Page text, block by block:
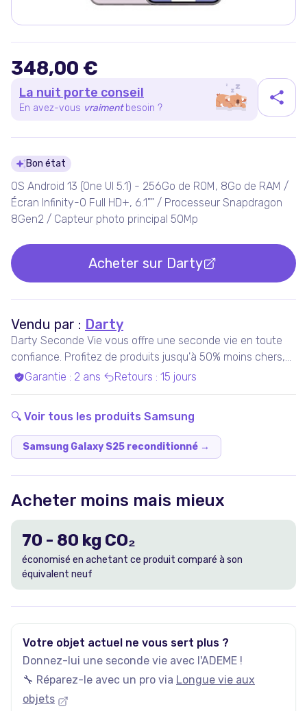
348,00 €
La nuit porte conseil
En avez-vous vraiment besoin ?
Détails du produit
Bon état
OS Android 13 (One UI 5.1) - 256Go de ROM, 8Go de RAM /
Écran Infinity-O Full HD+, 6.1"" / Processeur Snapdragon
8Gen2 / Capteur photo principal 50Mp
Acheter sur Darty
Vendu par : Darty
Darty Seconde Vie vous offre une seconde vie en toute
confiance. Profitez de produits jusqu'à 50% moins chers,
pris en charge par nos experts qualifiés, dans nos ateliers
Garantie : 2 ans Retours : 15 jours
🔍 Voir tous les produits Samsung
Samsung Galaxy S25 reconditionné →
Acheter moins mais mieux
70 - 80 kg CO₂
économisé en achetant ce produit comparé à son
équivalent neuf
Votre objet actuel ne vous sert plus ?
Donnez-lui une seconde vie avec l'ADEME !
🔧 Réparez-le avec un pro via Longue vie aux
objets